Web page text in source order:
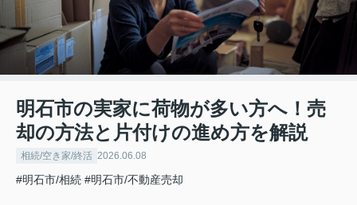
明石市の実家に荷物が多い方へ！売
却の方法と片付けの進め方を解説
相続/空き家/終活 2026.06.08
#明石市/相続 #明石市/不動産売却